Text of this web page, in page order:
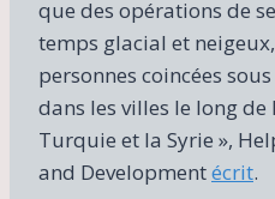
que des opérations de
temps glacial et
personnes coincées
dans les villes le long
Turquie et la Syrie »,
and Developmentécrit.